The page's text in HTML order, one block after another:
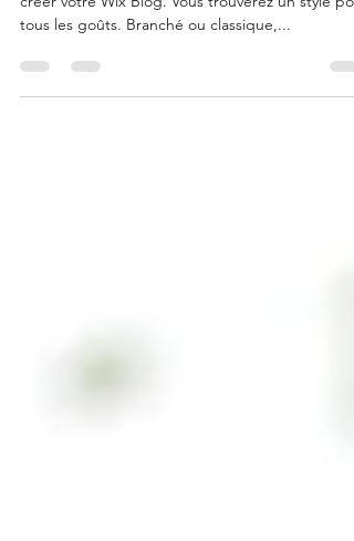
Créez un superbe blog
Choisissez parmi 8 superbes mises en page pour
tous les goûts. Branché ou classique,...